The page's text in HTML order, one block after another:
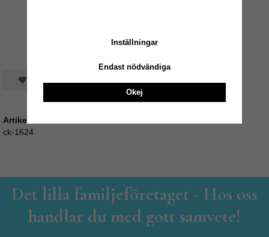
Spara som favorit
Artikelnummer:
ck-1624
Det lilla familjeföretaget - Hos oss
handlar du med gott samvete!
Inställningar
Endast nödvändiga
Okej